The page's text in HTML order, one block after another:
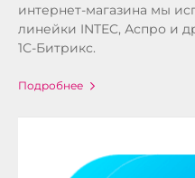
интернет-магазина мы
линейки INTEC, Аспро и
1С-Битрикс.
Подробнее